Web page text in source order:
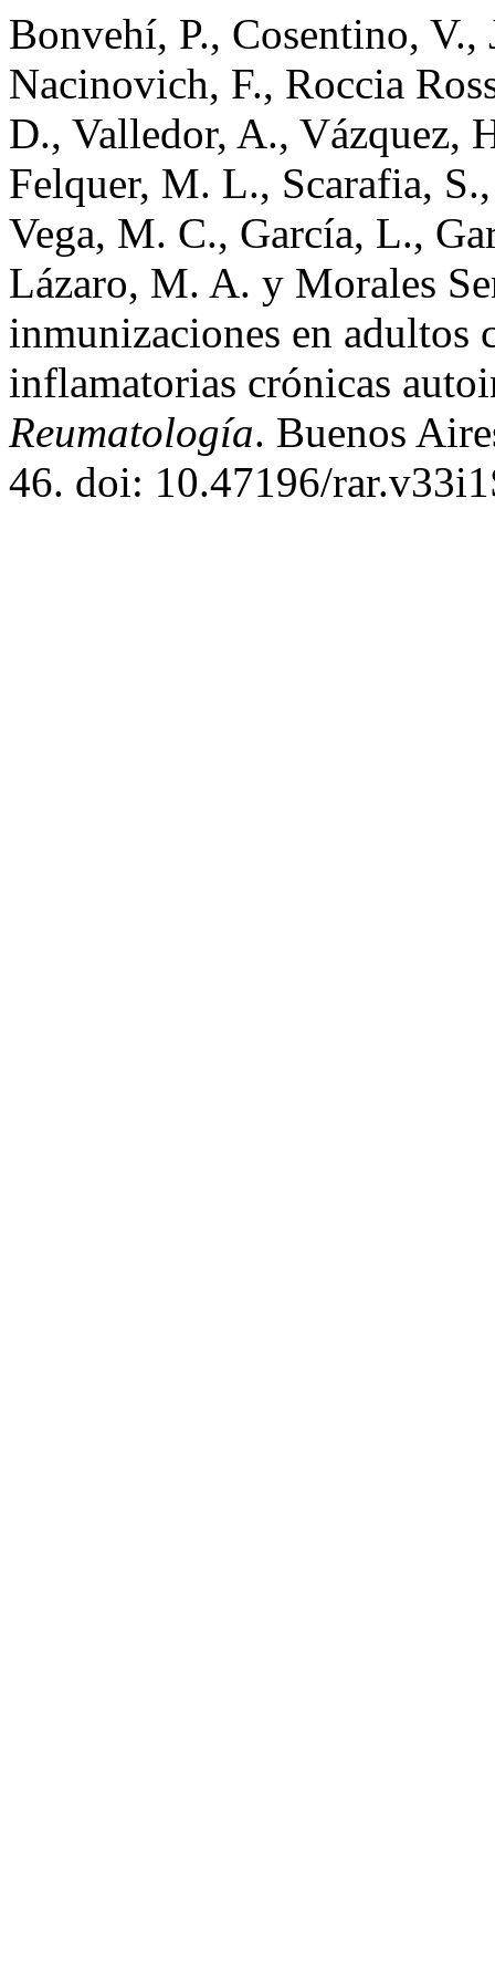
Bonvehí, P., Cosentino,
Nacinovich, F., Roccia
D., Valledor, A., Vázquez,
Felquer, M. L., Scarafia,
Vega, M. C., García, L.,
Lázaro, M. A. y Morales
inmunizaciones en adultos
inflamatorias crónicas
Reumatología. Buenos
46. doi: 10.47196/